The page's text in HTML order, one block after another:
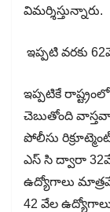
విమర్శిస్తున్నారు.
ఇప్పటి వరకు
ఇప్పటికే రాష్ట్రంలో
చెబుతోంది
పోలీసు
ఎస్ సి ద్వారా
ఉద్యోగాలు
42 వేల